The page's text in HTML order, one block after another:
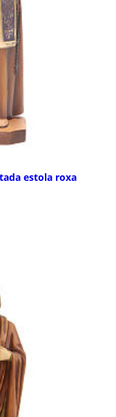
estola roxa